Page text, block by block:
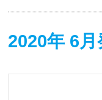
2020年 6月